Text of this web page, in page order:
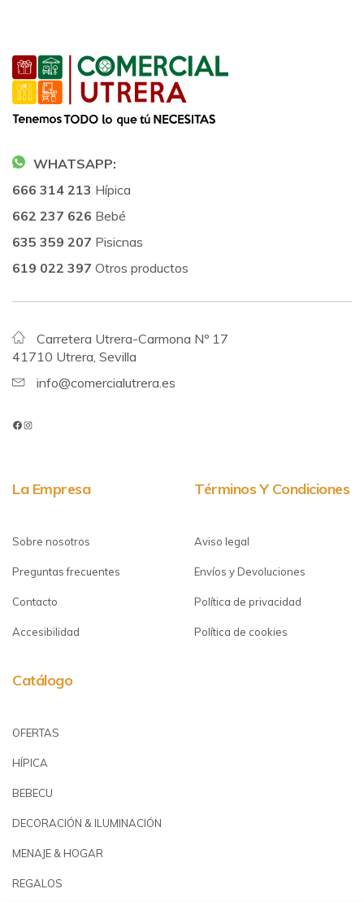
WHATSAPP:
666 314 213 Hípica
662 237 626 Bebé
635 359 207 Pisicnas
619 022 397 Otros productos
Carretera Utrera-Carmona Nº 17
41710 Utrera, Sevilla
info@comercialutrera.es
La Empresa
Sobre nosotros
Preguntas frecuentes
Contacto
Accesibilidad
Términos Y Condiciones
Aviso legal
Envíos y Devoluciones
Política de privacidad
Política de cookies
Catálogo
OFERTAS
HÍPICA
BEBECU
DECORACIÓN & ILUMINACIÓN
MENAJE & HOGAR
REGALOS